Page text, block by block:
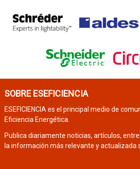
SOBRE ESEFICIENCIA
ESEFICIENCIA es el principal medio de
Eficiencia Energética.
Publica diariamente noticias, artículos,
la información más relevante y actualizada